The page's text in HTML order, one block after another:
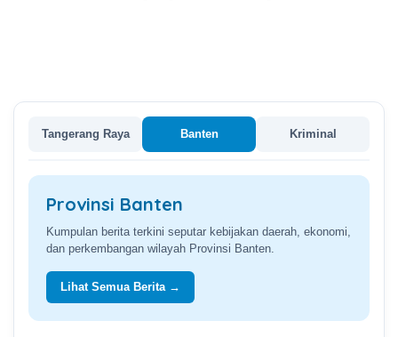
Tangerang Raya Banten Kriminal
Provinsi Banten
Kumpulan berita terkini seputar kebijakan daerah, ekonomi,
dan perkembangan wilayah Provinsi Banten.
Lihat Semua Berita →